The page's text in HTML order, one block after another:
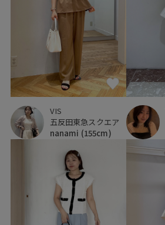
VIS
五反田東急スクエア
nanami (155cm)